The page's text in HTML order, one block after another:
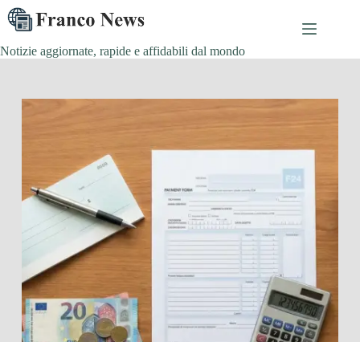
Salta
al
contenuto
Notizie aggiornate, rapide e affidabili dal mondo